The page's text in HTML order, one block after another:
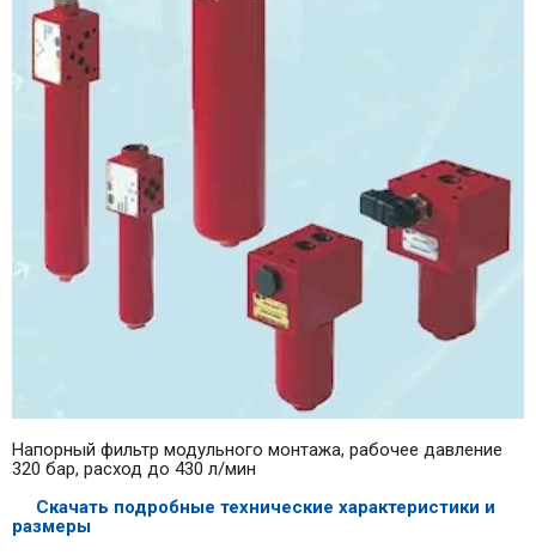
Напорный фильтр модульного монтажа, рабочее давление
320 бар, расход до 430 л/мин
Скачать подробные технические характеристики и
размеры